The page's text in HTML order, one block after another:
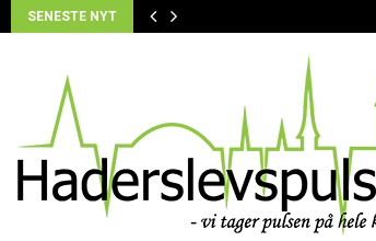
SENESTE NYT